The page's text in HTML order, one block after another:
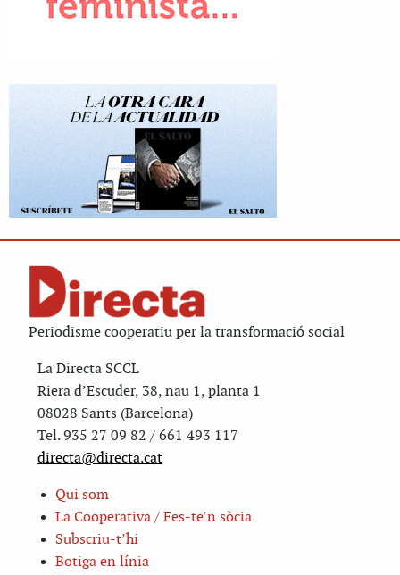
Periodisme cooperatiu per la transformació social
La Directa SCCL
Riera d’Escuder, 38, nau 1, planta 1
08028 Sants (Barcelona)
Tel. 935 27 09 82 / 661 493 117
directa@directa.cat
Qui som
La Cooperativa / Fes-te’n sòcia
Subscriu-t’hi
Botiga en línia